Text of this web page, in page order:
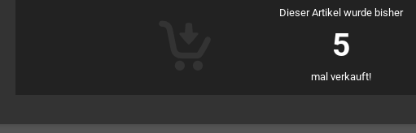
Dieser Artikel wurde bisher
5
mal verkauft!